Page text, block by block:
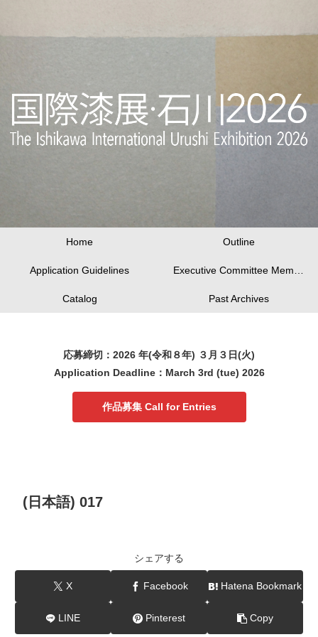
Home Outline
Application Guidelines
Catalog Past Archives
応募締切：2026 年(令和８年) ３月３日(火)
Application Deadline：March 3rd (tue) 2026
作品募集 Call for Entries
(日本語) 017
シェアする
X Facebook Hatena Bookmark
LINE Pinterest Copy